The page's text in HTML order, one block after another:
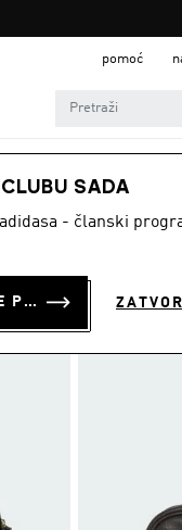
pomoć
SADA
- članski
PRIJAVI SE ILI SE PRIDRUŽI SADA ZATVORI